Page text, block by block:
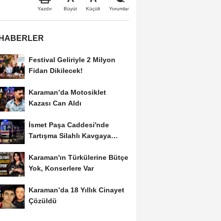
Yazdır Büyüt Küçült Yorumlar
Festival Geliriyle 2 Milyon
Fidan Dikilecek!
Karaman’da Motosiklet
Kazası Can Aldı
İsmet Paşa Caddesi'nde
Tartışma Silahlı Kavgaya
Karaman'ın Türkülerine Bütçe
Yok, Konserlere Var
Karaman’da 18 Yıllık Cinayet
Çözüldü